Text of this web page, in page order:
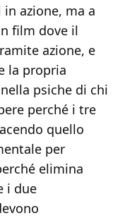
azione, ma a
film dove il
azione, e
la propria
psiche di chi
perché i tre
quello
per
elimina
i due